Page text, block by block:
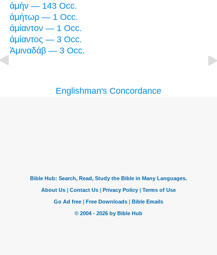
ἀμὴν — 143 Occ.
ἀμήτωρ — 1 Occ.
ἀμίαντον — 1 Occ.
ἀμίαντος — 3 Occ.
Ἀμιναδάβ — 3 Occ.
Englishman's Concordance